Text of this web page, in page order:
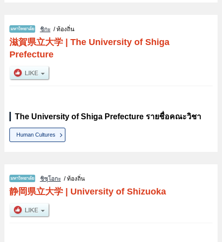
ชิกะ/ ท้องถิ่น
滋賀県立大学| The University of Shiga
Prefecture
The University of Shiga Prefecture รายชื่อคณะวิชา
Human Cultures
ชิซุโอกะ/ ท้องถิ่น
静岡県立大学| University of Shizuoka